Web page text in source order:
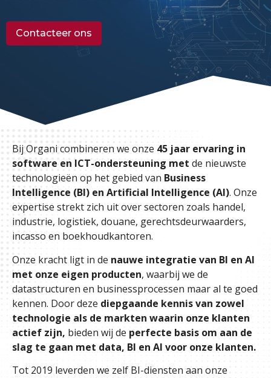
Contacteer ons
Bij Organi combineren we onze 45 jaar ervaring in
software en ICT-ondersteuning met de nieuwste
technologieën op het gebied van Business
Intelligence (BI) en Artificial Intelligence (AI). Onze
expertise strekt zich uit over sectoren zoals handel,
industrie, logistiek, douane, gerechtsdeurwaarders,
incasso en boekhoudkantoren.
Onze kracht ligt in de nauwe integratie van BI en AI
met onze eigen producten, waarbij we de
datastructuren en businessprocessen maar al te goed
kennen. Door deze diepgaande kennis van zowel
technologie als de markten waarin onze klanten
actief zijn, bieden wij de perfecte basis om aan de
slag te gaan met data, BI en AI voor onze klanten.
Tot 2019 leverden we zelf BI-diensten aan onze